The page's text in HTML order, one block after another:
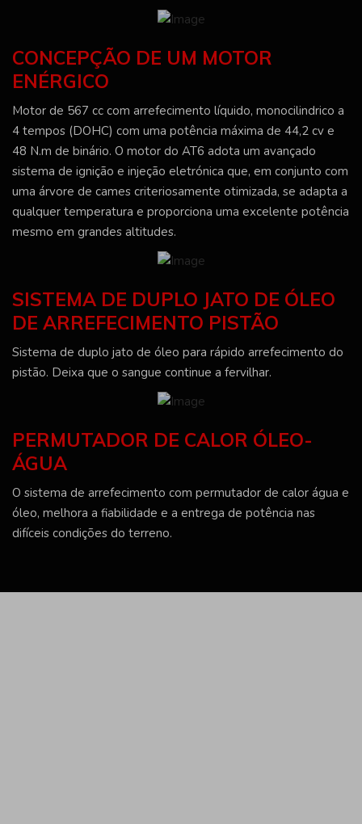
CONCEPÇÃO DE UM MOTOR
ENÉRGICO
Motor de 567 cc com arrefecimento líquido, monocilindrico a
4 tempos (DOHC) com uma potência máxima de 44,2 cv e
48 N.m de binário. O motor do AT6 adota um avançado
sistema de ignição e injeção eletrónica que, em conjunto com
uma árvore de cames criteriosamente otimizada, se adapta a
qualquer temperatura e proporciona uma excelente potência
mesmo em grandes altitudes.
SISTEMA DE DUPLO JATO DE ÓLEO
DE ARREFECIMENTO PISTÃO
Sistema de duplo jato de óleo para rápido arrefecimento do
pistão. Deixa que o sangue continue a fervilhar.
PERMUTADOR DE CALOR ÓLEO-
ÁGUA
O sistema de arrefecimento com permutador de calor água e
óleo, melhora a fiabilidade e a entrega de potência nas
difíceis condições do terreno.